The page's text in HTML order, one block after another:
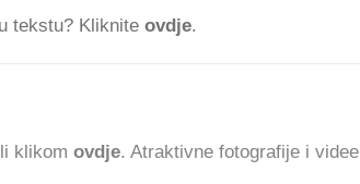
tekstu? Kliknite ovdje.
klikom ovdje. Atraktivne fotografije i videe